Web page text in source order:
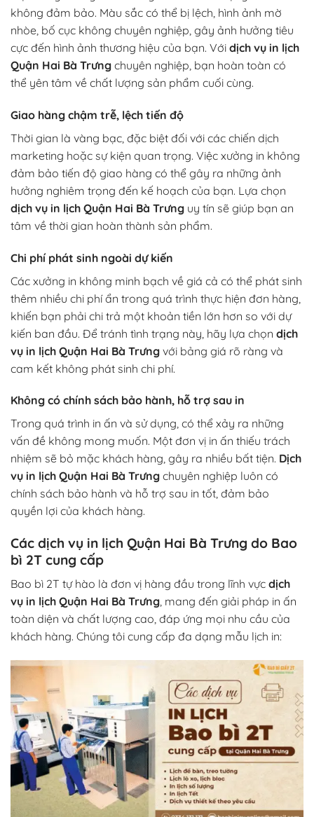
không đảm bảo. Màu sắc có thể bị lệch, hình ảnh mờ
nhòe, bố cục không chuyên nghiệp, gây ảnh hưởng tiêu
cực đến hình ảnh thương hiệu của bạn. Với dịch vụ in lịch
Quận Hai Bà Trưng chuyên nghiệp, bạn hoàn toàn có
thể yên tâm về chất lượng sản phẩm cuối cùng.
Giao hàng chậm trễ, lệch tiến độ
Thời gian là vàng bạc, đặc biệt đối với các chiến dịch
marketing hoặc sự kiện quan trọng. Việc xưởng in không
đảm bảo tiến độ giao hàng có thể gây ra những ảnh
hưởng nghiêm trọng đến kế hoạch của bạn. Lựa chọn
dịch vụ in lịch Quận Hai Bà Trưng uy tín sẽ giúp bạn an
tâm về thời gian hoàn thành sản phẩm.
Chi phí phát sinh ngoài dự kiến
Các xưởng in không minh bạch về giá cả có thể phát sinh
thêm nhiều chi phí ẩn trong quá trình thực hiện đơn hàng,
khiến bạn phải chi trả một khoản tiền lớn hơn so với dự
kiến ban đầu. Để tránh tình trạng này, hãy lựa chọn dịch
vụ in lịch Quận Hai Bà Trưng với bảng giá rõ ràng và
cam kết không phát sinh chi phí.
Không có chính sách bảo hành, hỗ trợ sau in
Trong quá trình in ấn và sử dụng, có thể xảy ra những
vấn đề không mong muốn. Một đơn vị in ấn thiếu trách
nhiệm sẽ bỏ mặc khách hàng, gây ra nhiều bất tiện. Dịch
vụ in lịch Quận Hai Bà Trưng chuyên nghiệp luôn có
chính sách bảo hành và hỗ trợ sau in tốt, đảm bảo
quyền lợi của khách hàng.
Các dịch vụ in lịch Quận Hai Bà Trưng do Bao
bì 2T cung cấp
Bao bì 2T tự hào là đơn vị hàng đầu trong lĩnh vực dịch
vụ in lịch Quận Hai Bà Trưng , mang đến giải pháp in ấn
toàn diện và chất lượng cao, đáp ứng mọi nhu cầu của
khách hàng. Chúng tôi cung cấp đa dạng mẫu lịch in: